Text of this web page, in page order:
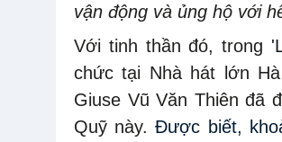
vận động và ủng hộ với
Với tinh thần đó, trong
chức tại Nhà hát lớn
Giuse Vũ Văn Thiên đã
Quỹ này. Được biết,